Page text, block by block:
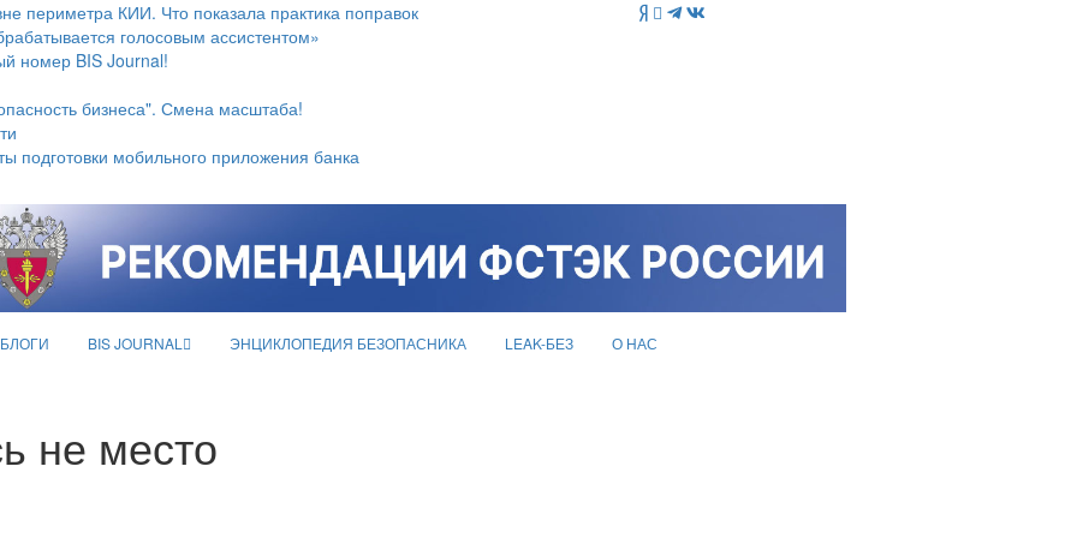
периметра КИИ. Что показала практика поправок
голосовым ассистентом»
номер BIS Journal!
бизнеса". Смена масштаба!
подготовки мобильного приложения банка
БЛОГИ BIS JOURNAL ЭНЦИКЛОПЕДИЯ БЕЗОПАСНИКА LEAK-БЕЗ О НАС
не место